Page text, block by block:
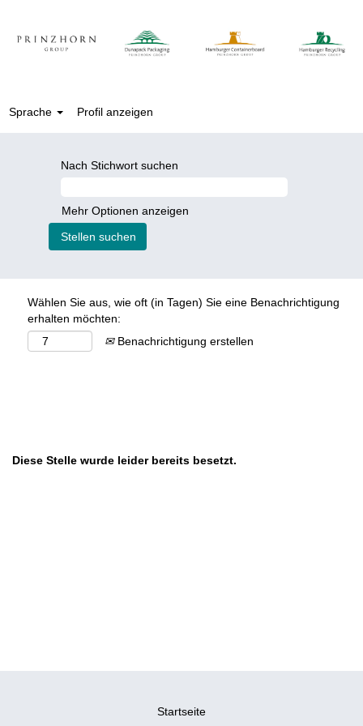
Sprache Profil anzeigen
Nach Stichwort suchen
Mehr Optionen anzeigen
Wählen Sie aus, wie oft (in Tagen) Sie eine Benachrichtigung
erhalten möchten:
Benachrichtigung erstellen
Diese Stelle wurde leider bereits besetzt.
Startseite